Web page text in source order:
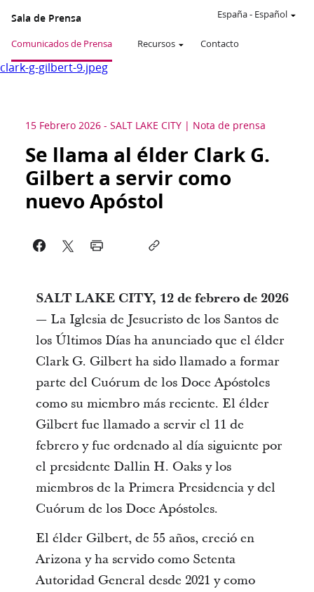
Sala de Prensa
Comunicados de Prensa Recursos Contacto
España- Español
clark-g-gilbert-9.jpeg
15 Febrero 2026 - SALT LAKE CITY Nota de prensa
Se llama al élder Clark G.
Gilbert a servir como
nuevo Apóstol
SALT LAKE CITY, 12 de febrero de 2026
— La Iglesia de Jesucristo de los Santos de
los Últimos Días ha anunciado que el élder
Clark G. Gilbert ha sido llamado a formar
parte del Cuórum de los Doce Apóstoles
como su miembro más reciente. El élder
Gilbert fue llamado a servir el 11 de
febrero y fue ordenado al día siguiente por
el presidente Dallin H. Oaks y los
miembros de la Primera Presidencia y del
Cuórum de los Doce Apóstoles.
El élder Gilbert, de 55 años, creció en
Arizona y ha servido como Setenta
Autoridad General desde 2021 y como